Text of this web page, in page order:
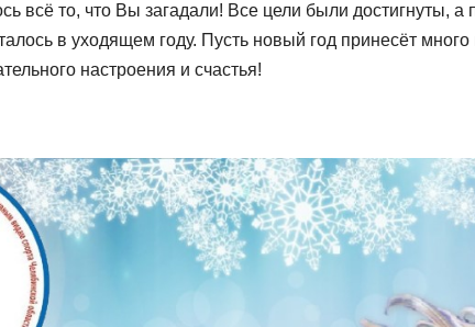
всё то, что Вы загадали! Все цели были достигнуты,
в уходящем году. Пусть новый год принесёт
настроения и счастья!